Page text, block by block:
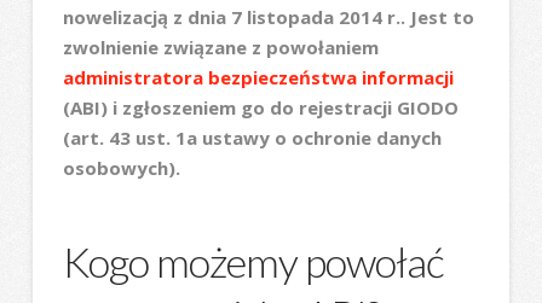
nowelizacją z dnia 7 listopada 2014 r.. Jest to
zwolnienie związane z powołaniem
administratora bezpieczeństwa informacji
(ABI) i zgłoszeniem go do rejestracji GIODO
(art. 43 ust. 1a ustawy o ochronie danych
osobowych).
Kogo możemy powołać